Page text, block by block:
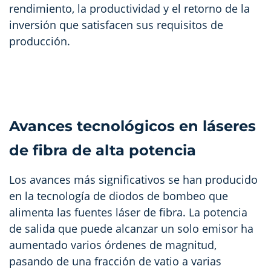
rendimiento, la productividad y el retorno de la
inversión que satisfacen sus requisitos de
producción.
Avances tecnológicos en láseres
de fibra de alta potencia
Los avances más significativos se han producido
en la tecnología de diodos de bombeo que
alimenta las fuentes láser de fibra. La potencia
de salida que puede alcanzar un solo emisor ha
aumentado varios órdenes de magnitud,
pasando de una fracción de vatio a varias